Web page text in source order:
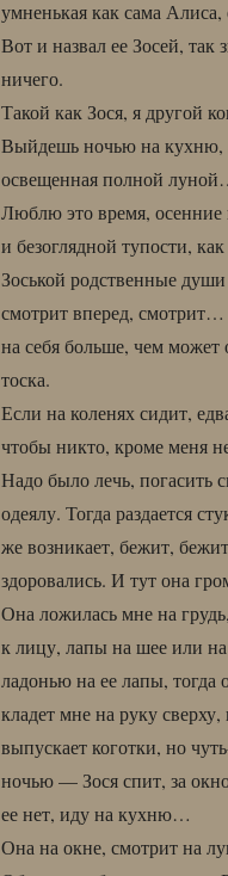
умненькая как сама
Вот и назвал ее Зосей,
ничего.
Такой как Зося, я другой
Выйдешь ночью на кухню,
освещенная полной
Люблю это время, осенние
и безоглядной тупости,
Зоськой родственные
смотрит вперед,
на себя больше, чем может
тоска.
Если на коленях сидит,
чтобы никто, кроме меня
Надо было лечь, погасить
одеялу. Тогда раздается
же возникает, бежит,
здоровались. И тут она
Она ложилась мне на
к лицу, лапы на шее или
ладонью на ее лапы, тогда
кладет мне на руку
выпускает коготки, но
ночью — Зося спит, за
ее нет, иду на кухню…
Она на окне, смотрит на